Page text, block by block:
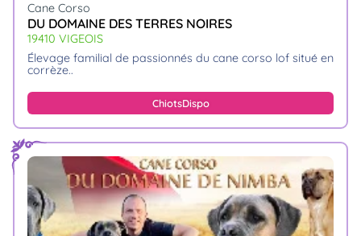
Cane Corso
DU DOMAINE DES TERRES NOIRES
19410 VIGEOIS
élevage familial de passionnés du cane corso lof situé en
corrèze
ChiotsDispo